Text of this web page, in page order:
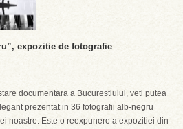
expozitie de fotografie
documentara a Bucurestiului, veti putea
prezentat in 36 fotografii alb-negru
noastre. Este o reexpunere a expozitiei din